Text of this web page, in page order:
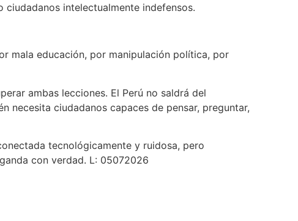
intelectualmente indefensos.
mala educación, por manipulación política, por
ambas lecciones. El Perú no saldrá del
necesita ciudadanos capaces de pensar, preguntar,
tecnológicamente y ruidosa, pero
con verdad. L: 05072026